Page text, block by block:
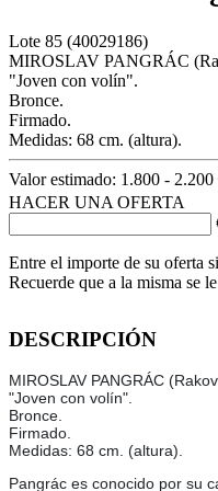
Lote 85 (40029186)
MIROSLAV PANGRÁC
"Joven con volín".
Bronce.
Firmado.
Medidas: 68 cm. (altura).
Valor estimado: 1.800 - 2.200
HACER UNA OFERTA
Entre el importe de su oferta
Recuerde que a la misma se
DESCRIPCIÓN
MIROSLAV PANGRÁC
"Joven con volín".
Bronce.
Firmado.
Medidas: 68 cm. (altura).
Pangrác es conocido por su